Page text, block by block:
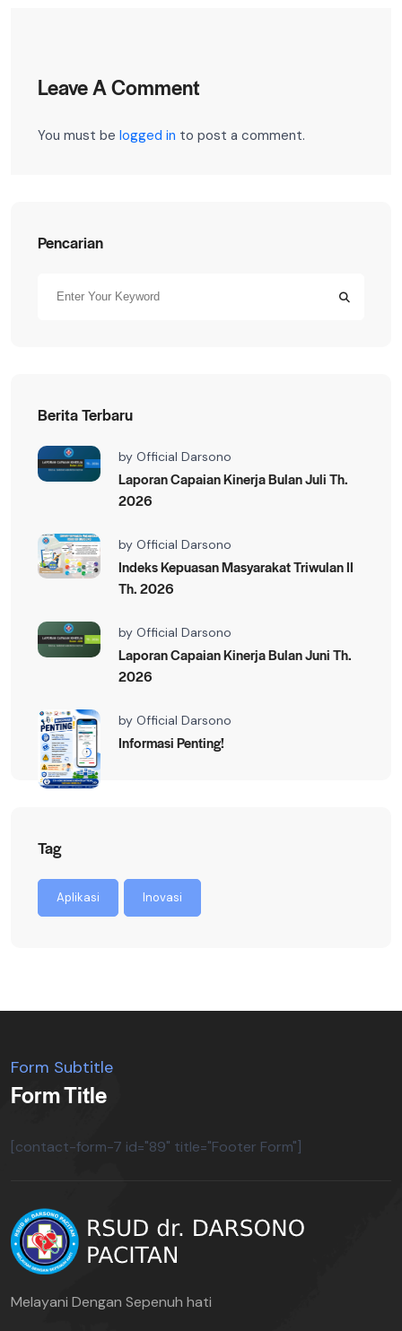
Leave A Comment
You must be logged in to post a comment.
Pencarian
Berita Terbaru
by Official Darsono
Laporan Capaian Kinerja Bulan Juli Th.
2026
by Official Darsono
Indeks Kepuasan Masyarakat Triwulan II
Th. 2026
by Official Darsono
Laporan Capaian Kinerja Bulan Juni Th.
2026
by Official Darsono
Informasi Penting!
Tag
Aplikasi Inovasi
Form Subtitle
Form Title
[contact-form-7 id="89" title="Footer Form"]
Melayani Dengan Sepenuh hati